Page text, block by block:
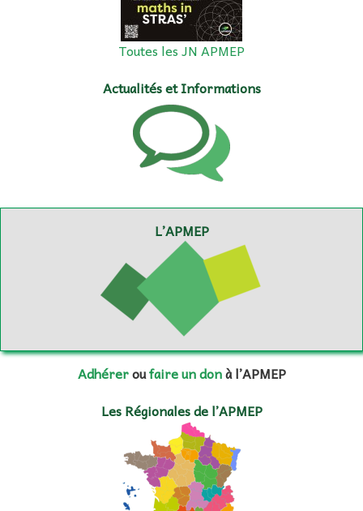
Toutes les JN APMEP
Actualités et Informations
L’APMEP
Adhéreroufaire un donà l’APMEP
Les Régionales de l’APMEP